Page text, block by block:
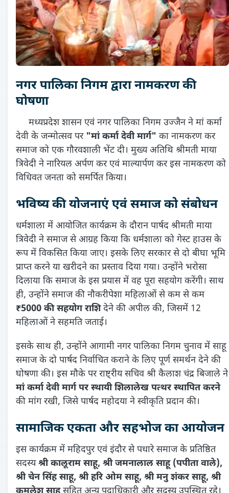
नगर पालिका निगम द्वारा नामकरण की
घोषणा
मध्यप्रदेश शासन एवं नगर पालिका निगम उज्जैन ने मां कर्मा
देवी के जन्मोत्सव पर "मां कर्मा देवी मार्ग" का नामकरण कर
समाज को एक गौरवशाली भेंट दी। मुख्य अतिथि श्रीमती माया
त्रिवेदी ने नारियल अर्पण कर एवं माल्यार्पण कर इस नामकरण को
विधिवत जनता को समर्पित किया।
भविष्य की योजनाएं एवं समाज को संबोधन
धर्मशाला में आयोजित कार्यक्रम के दौरान पार्षद श्रीमती माया
त्रिवेदी ने समाज से आग्रह किया कि धर्मशाला को गेस्ट हाउस के
रूप में विकसित किया जाए। इसके लिए सरकार से दो बीघा भूमि
प्राप्त करने या खरीदने का प्रस्ताव दिया गया। उन्होंने भरोसा
दिलाया कि समाज के इस प्रयास में वह पूरा सहयोग करेंगी। साथ
ही, उन्होंने समाज की नौकरीपेशा महिलाओं से कम से कम
₹5000 की सहयोग राशिदेने की अपील की, जिसमें 12
महिलाओं ने सहमति जताई।
इसके साथ ही, उन्होंने आगामी नगर पालिका निगम चुनाव में साहू
समाज के दो पार्षद निर्वाचित कराने के लिए पूर्ण समर्थन देने की
घोषणा की। इस मौके पर राष्ट्रीय सचिव श्री कैलाश चंद्र बिजाले ने
मां कर्मा देवी मार्ग पर स्थायी शिलालेख पत्थर स्थापित करने
की मांग रखी, जिसे पार्षद महोदया ने स्वीकृति प्रदान की।
सामाजिक एकता और सहभोज का आयोजन
इस कार्यक्रम में महिदपुर एवं इंदौर से पधारे समाज के प्रतिष्ठित
सदस्यश्री कालूराम साहू, श्री जमनालाल साहू (पपीता वाले),
श्री चेन सिंह साहू, श्री हरि ओम साहू, श्री मनु शंकर साहू, श्री